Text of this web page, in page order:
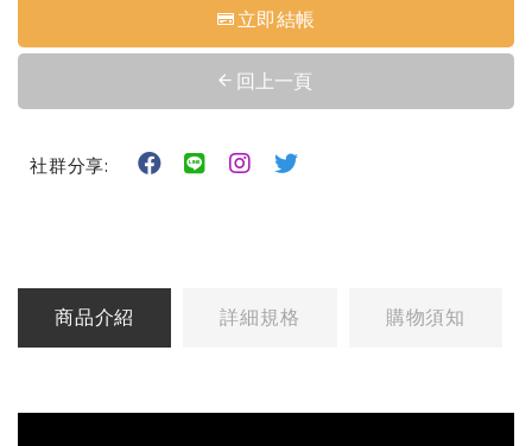
立即結帳
回上一頁
社群分享:
商品介紹 詳細規格 購物須知